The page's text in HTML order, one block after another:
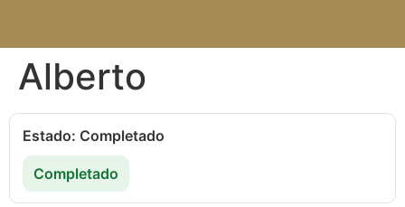
Alberto
Estado: Completado
Completado